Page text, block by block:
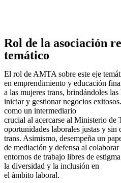
Rol de la asociación
temático
El rol de AMTA sobre este eje
en emprendimiento y educación
a las mujeres trans, brindándoles
iniciar y gestionar negocios
como un intermediario
crucial al acercarse al Ministerio de
oportunidades laborales justas y
trans. Asimismo, desempeña un
de mediación y defensa al colaborar
entornos de trabajo libres de
la diversidad y la inclusión en
el ámbito laboral.